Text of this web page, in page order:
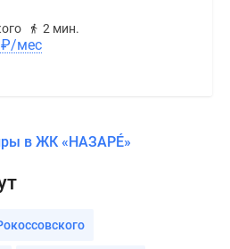
2 мин.
₽/мес
в ЖК «НАЗАРÉ»